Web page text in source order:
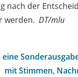
nach der
werden. DT/mlu
eine
mit Stimmen,